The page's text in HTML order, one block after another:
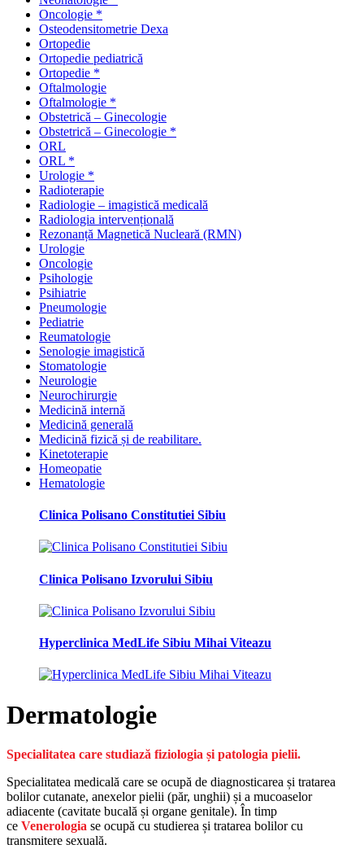
Oncologie *
Osteodensitometrie Dexa
Ortopedie
Ortopedie pediatrică
Ortopedie *
Oftalmologie
Oftalmologie *
Obstetrică – Ginecologie
Obstetrică – Ginecologie *
ORL
ORL *
Urologie *
Radioterapie
Radiologie – imagistică medicală
Radiologia intervențională
Rezonanță Magnetică Nucleară (RMN)
Urologie
Oncologie
Psihologie
Psihiatrie
Pneumologie
Pediatrie
Reumatologie
Senologie imagistică
Stomatologie
Neurologie
Neurochirurgie
Medicină internă
Medicină generală
Medicină fizică și de reabilitare.
Kinetoterapie
Homeopatie
Hematologie
Clinica Polisano Constitutiei Sibiu
Clinica Polisano Izvorului Sibiu
Hyperclinica MedLife Sibiu Mihai Viteazu
Dermatologie
Specialitatea care studiază fiziologia și patologia pielii.
Specialitatea medicală care se ocupă de diagnosticarea și tratarea
bolilor cutanate, anexelor pielii (păr, unghii) și a mucoaselor
adiacente (cavitate bucală și organe genitale). În timp
ce Venerologia se ocupă cu studierea și tratarea bolilor cu
transmitere sexuală.